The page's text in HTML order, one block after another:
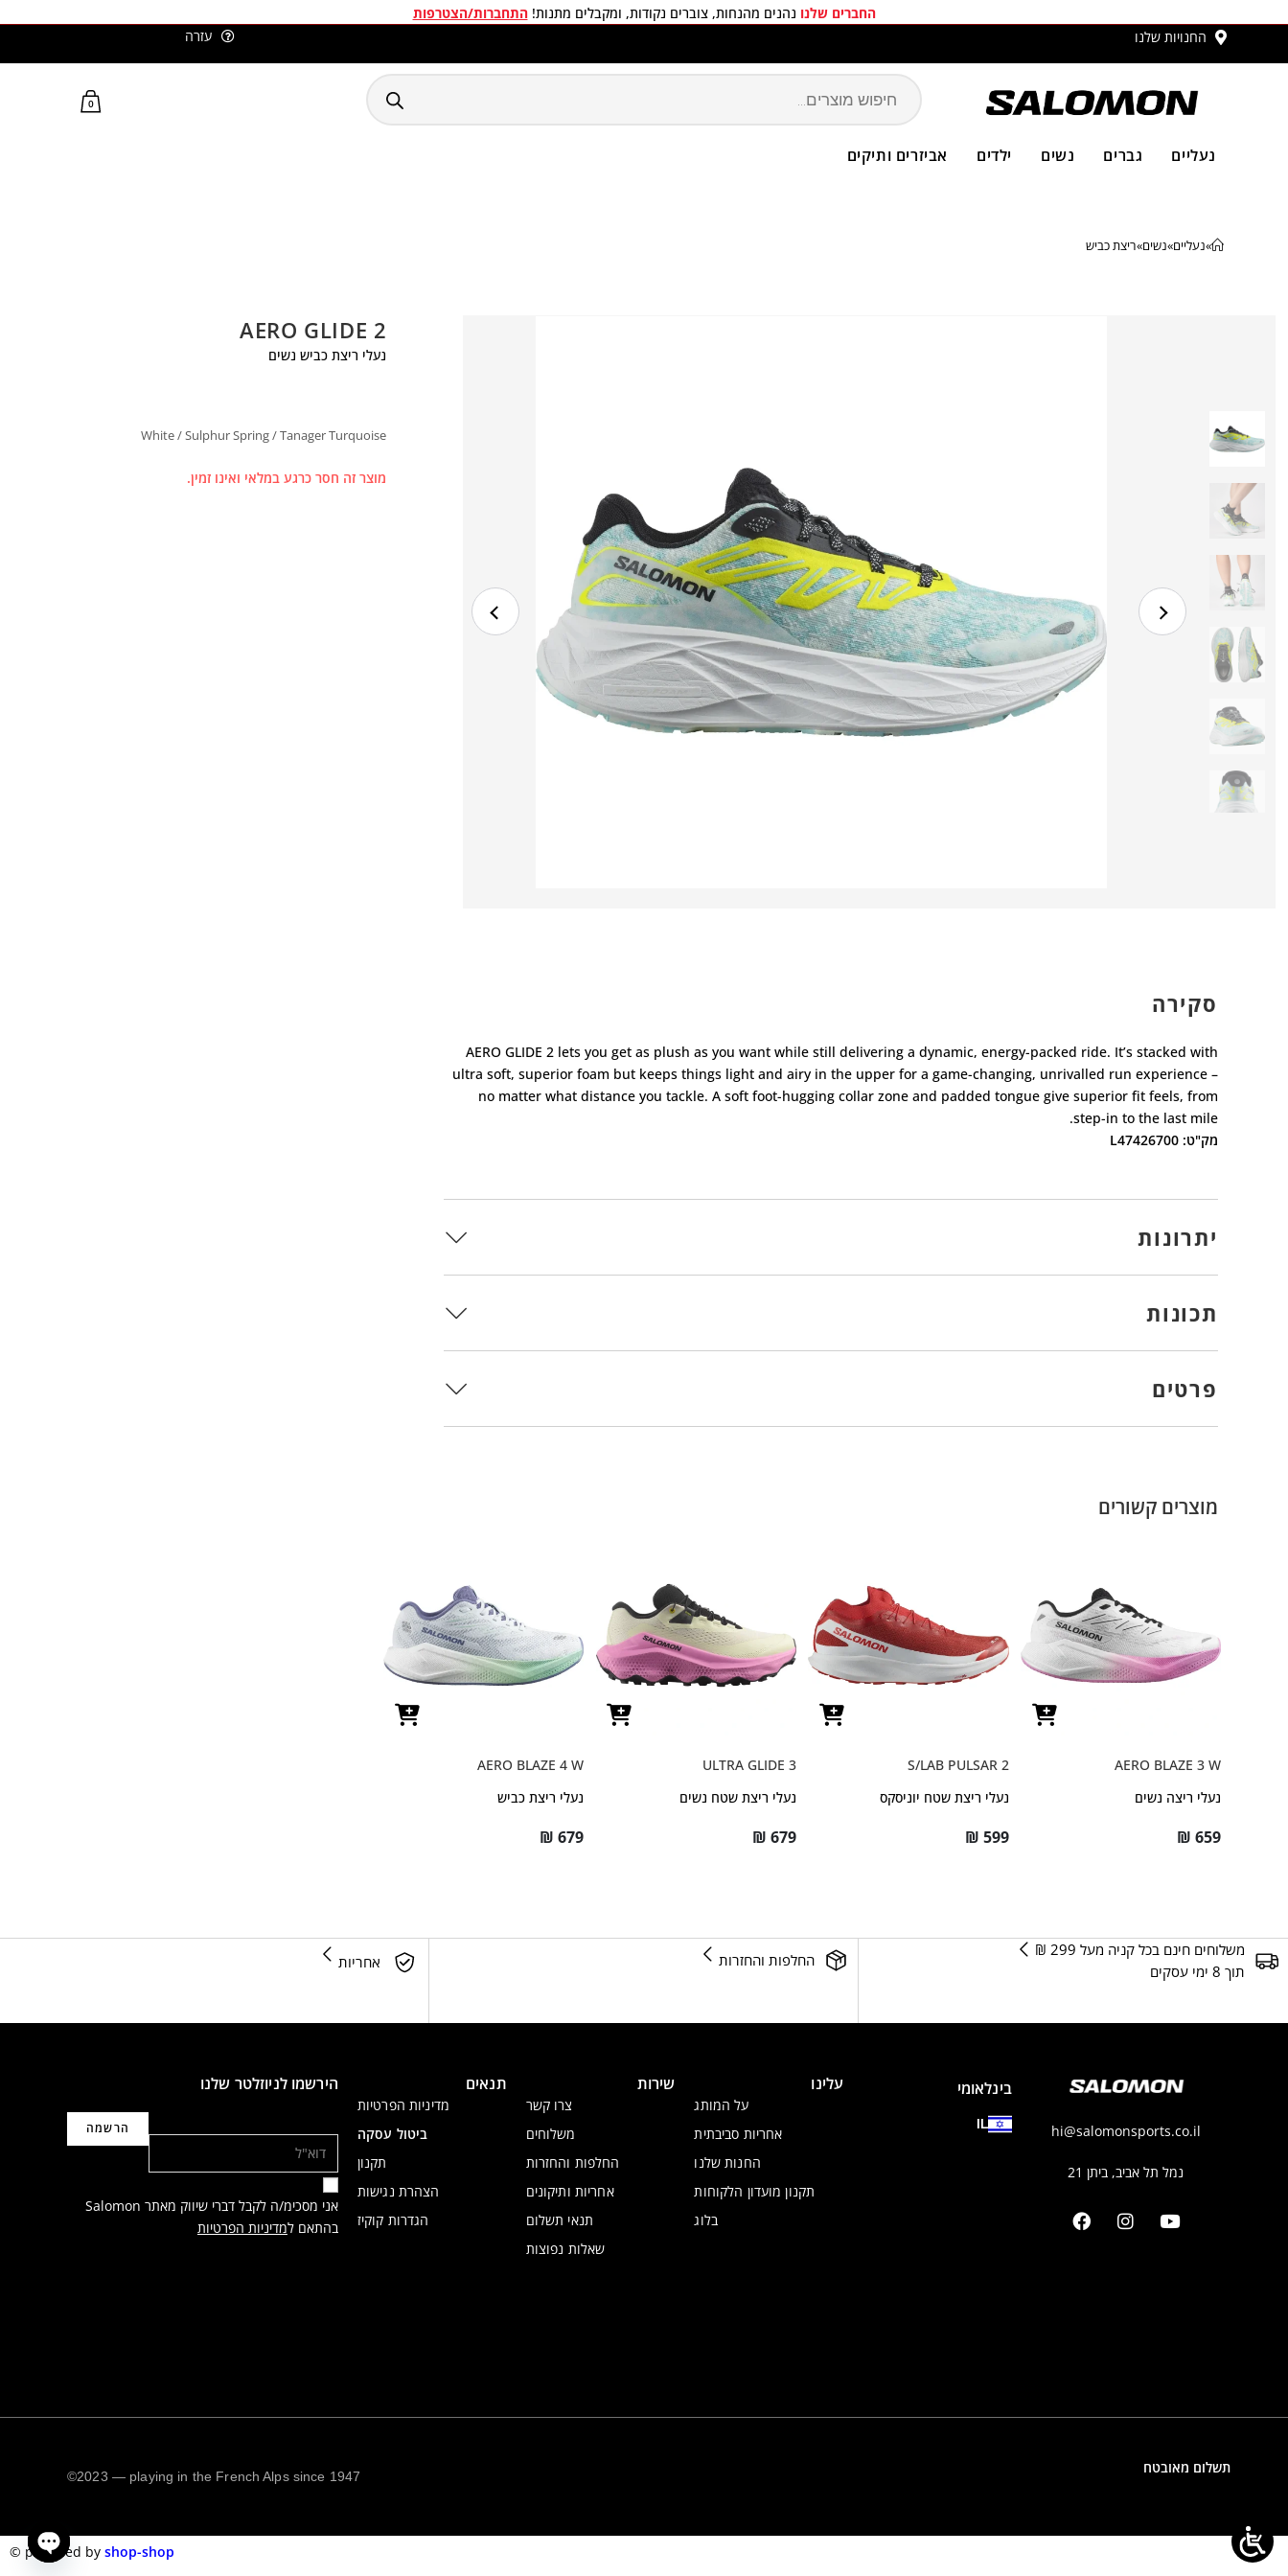
החברים שלנו נהנים מהנחות, צוברים נקודות, ומקבלים מתנות!התחברות/הצטרפות
החנויות שלנו
משלוחים חינם בכל קניה מעל 299 ₪
עזרה
נעליים גברים נשים ילדים אביזרים ותיקים
0
»נעליים»נשים»ריצת כביש
AERO GLIDE 2
נעלי ריצת כביש נשים
White / Sulphur Spring / Tanager Turquoise
מוצר זה חסר כרגע במלאי ואינו זמין.
סקירה
AERO GLIDE 2 lets you get as plush as you want while still delivering a dynamic, energy-packed ride. It’s stacked with
ultra soft, superior foam but keeps things light and airy in the upper for a game-changing, unrivalled run experience –
no matter what distance you tackle. A soft foot-hugging collar zone and padded tongue give superior fit feels, from
step-in to the last mile.
מק"ט: L47426700
יתרונות
תכונות
פרטים
מוצרים קשורים
AERO BLAZE 3 W
נעלי ריצה נשים
₪ 659
S/LAB PULSAR 2
נעלי ריצת שטח יוניסקס
₪ 599
ULTRA GLIDE 3
נעלי ריצת שטח נשים
₪ 679
AERO BLAZE 4 W
נעלי ריצת כביש
₪ 679
משלוחים חינם בכל קניה מעל 299 ₪
תוך 8 ימי עסקים
החלפות והחזרות אחריות
hi@salomonsports.co.il
נמל תל אביב, ביתן 21
בינלאומי
IL
עלינו
על המותג
אחריות סביבתית
החנות שלנו
תקנון מועדון הלקוחות
בלוג
שירות
צרו קשר
משלוחים
החלפות והחזרות
אחריות ותיקונים
תנאי תשלום
שאלות נפוצות
תנאים
מדיניות הפרטיות
ביטול עסקה
תקנון
הצהרת נגישות
הגדרות קוקיז
הירשמו לניוזלטר שלנו
אני מסכימ/ה לקבל דברי שיווק מאתר Salomon
בהתאם למדיניות הפרטיות
תשלום מאובטח ©2023 — playing in the French Alps since 1947
powered by shop-shop
©️